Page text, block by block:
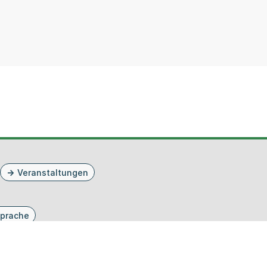
Veranstaltungen